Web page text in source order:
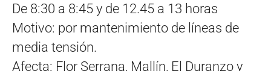
De 8:30 a 8:45 y de 12.45 a 13 horas
Motivo: por mantenimiento de líneas de
media tensión.
Afecta: Flor Serrana, Mallín, El Duranzo y